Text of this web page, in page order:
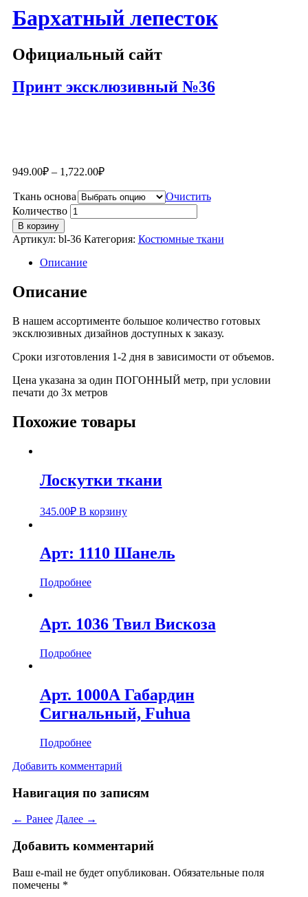
Бархатный лепесток
Официальный сайт
Принт эксклюзивный №36
949.00₽– 1,722.00₽
Ткань основа
Очистить
Количество
В корзину
Артикул: bl-36 Категория: Костюмные ткани
Описание
Описание
В нашем ассортименте большое количество готовых
эксклюзивных дизайнов доступных к заказу.
Сроки изготовления 1-2 дня в зависимости от объемов.
Цена указана за один ПОГОННЫЙ метр, при условии
печати до 3х метров
Похожие товары
Лоскутки ткани
345.00₽ В корзину
Арт: 1110 Шанель
Подробнее
Арт. 1036 Твил Вискоза
Подробнее
Арт. 1000А Габардин
Сигнальный, Fuhua
Подробнее
Добавить комментарий
Навигация по записям
← Ранее Далее →
Добавить комментарий
Ваш e-mail не будет опубликован. Обязательные поля
помечены *